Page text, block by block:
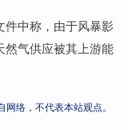
中称，由于风暴影
然气供应被其上游能
络，不代表本站观点。